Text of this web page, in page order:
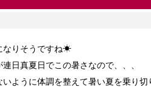
なりそうですね☀
日真夏日でこの暑さなので、、、
ように体調を整えて暑い夏を乗り切